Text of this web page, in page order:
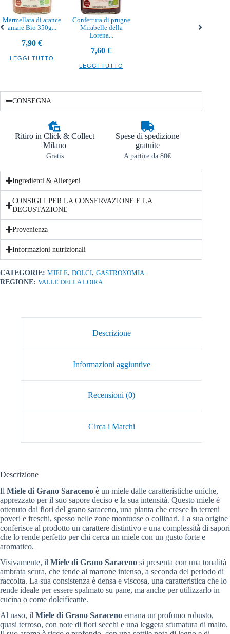
Marmellata di arance
amare Bio 350g...
7,90€
LEGGI TUTTO
Confettura di prugne
Mirabelle della
Lorena...
7,60€
LEGGI TUTTO
CONSEGNA
Ritiro in Click & Collect
Milano
Gratis
Spese di spedizione
gratuite
A partire da 80€
Ingredienti & Allergeni
CONSIGLI PER LA CONSERVAZIONE E LA
DEGUSTAZIONE
Provenienza
Informazioni nutrizionali
CATEGORIE: MIELE, DOLCI, GASTRONOMIA
REGIONE: VALLE DELLA LOIRA
Descrizione
Informazioni aggiuntive
Recensioni (0)
Circa i Marchi
Descrizione
Il Miele di Grano Saraceno è un miele dalle caratteristiche uniche,
apprezzato per il suo sapore deciso e la sua intensità. Questo miele è
ottenuto dai fiori del grano saraceno, una pianta che cresce in terreni
poveri e freschi, spesso nelle zone montuose o collinari. La sua origine
conferisce al prodotto un carattere distintivo e una complessità di sapori
che lo rende perfetto per chi cerca un miele con un gusto forte e
aromatico.
Visivamente, il Miele di Grano Saraceno si presenta con una tonalità
ambrata scura, che tende al marrone intenso, a seconda del periodo di
raccolta. La sua consistenza è densa e viscosa, una caratteristica che lo
rende ideale per essere spalmato su pane, ma anche per utilizzarlo in
cucina o come dolcificante.
Al naso, il Miele di Grano Saraceno emana un profumo robusto,
quasi terroso, con note di fiori secchi e una leggera sfumatura di malto.